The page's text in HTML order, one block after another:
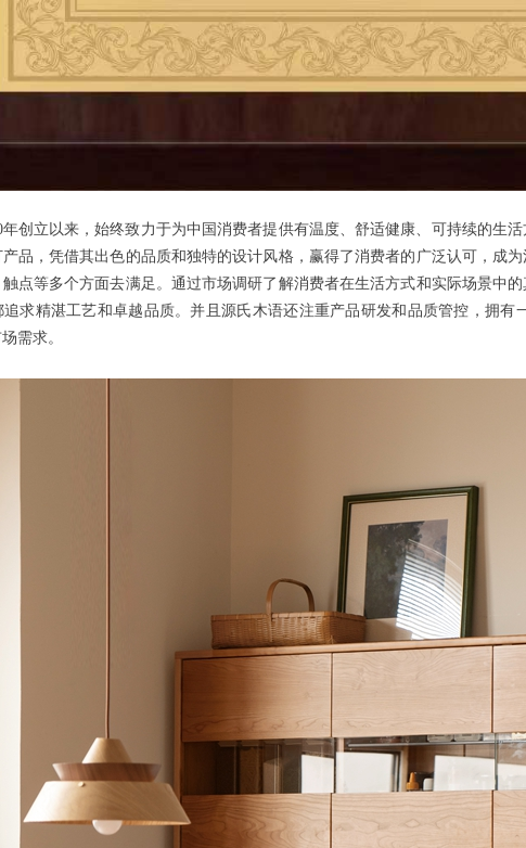
年创立以来，始终致力于为中国消费者提供有温度、舒适健康、可持续的生
品，凭借其出色的品质和独特的设计风格，赢得了消费者的广泛认可，成
点等多个方面去满足。通过市场调研了解消费者在生活方式和实际场景中
求精湛工艺和卓越品质。并且源氏木语还注重产品研发和品质管控，拥
需求。